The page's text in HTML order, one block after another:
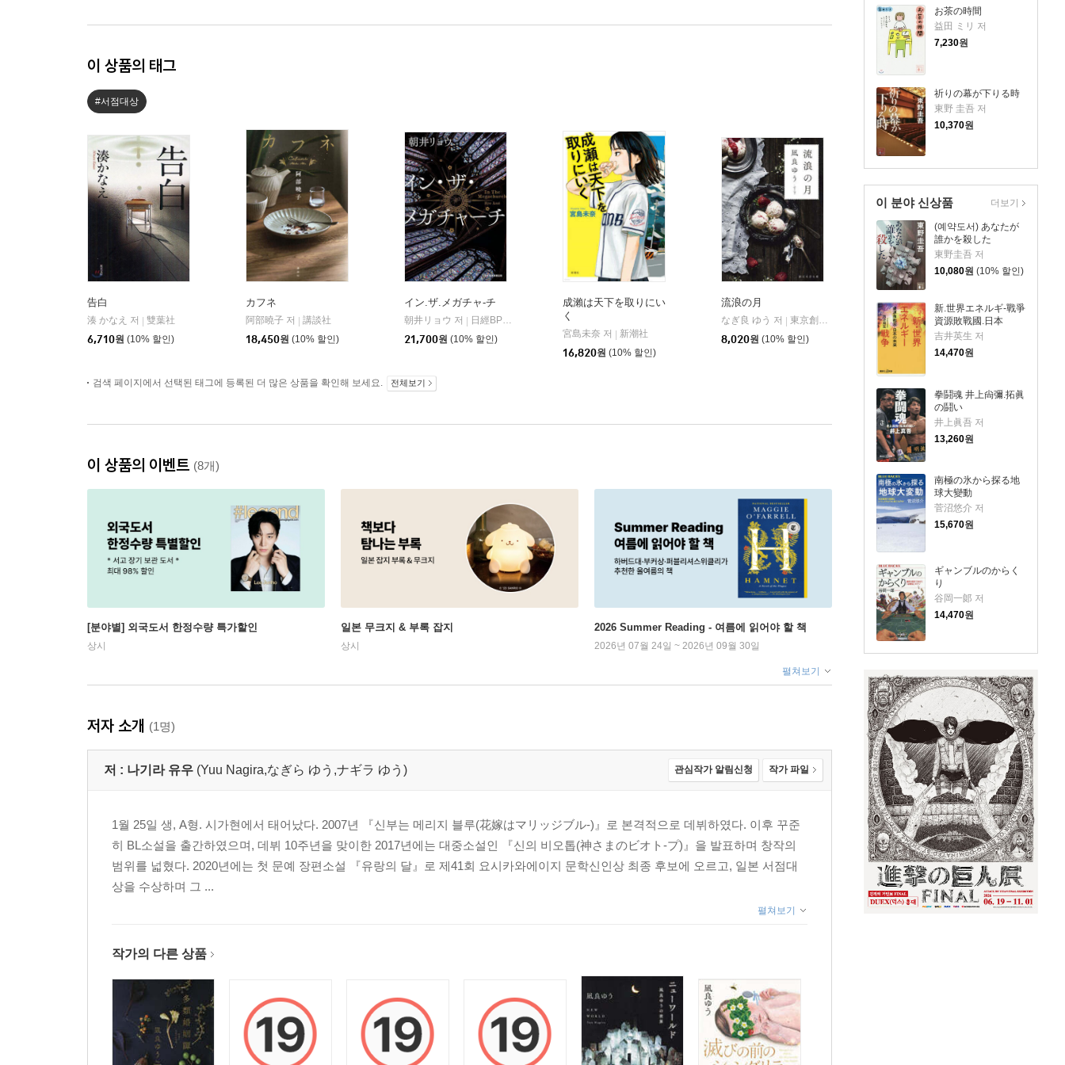
お茶の時間
益田 ミリ 저
7,230원
祈りの幕が下りる時
東野 圭吾 저
10,370원
이 분야 신상품
(예약도서) あなたが
誰かを殺した
東野圭吾 저
10,080원 (10% 할인)
新.世界エネルギ-戰爭
資源敗戰國.日本
吉井英生 저
14,470원
拳鬪魂 井上尙彌.拓眞
の鬪い
井上眞吾 저
13,260원
南極の氷から探る地
球大變動
菅沼悠介 저
15,670원
ギャンブルのからく
り
谷岡一郞 저
14,470원
더보기
이 상품의 태그
#서점대상
告白
湊 かなえ 저
雙葉社
6,710원 (10% 할인)
カフネ
阿部曉子 저
講談社
18,450원 (10% 할인)
イン.ザ.メガチャ-チ
朝井リョウ 저
日經BP日本經
21,700원 (10% 할인)
成瀨は天下を取りにい
く
宮島未奈 저
新潮社
16,820원 (10% 할인)
流浪の月
なぎ良 ゆう 저
東京創元社
8,020원 (10% 할인)
검색 페이지에서 선택된 태그에 등록된 더 많은 상품을 확인해 보세요. 전체보기
이 상품의 이벤트 (8개)
[분야별] 외국도서 한정수량 특가할인
상시
일본 무크지 & 부록 잡지
상시
2026 Summer Reading - 여름에 읽어야 할 책
2026년 07월 24일 ~ 2026년 09월 30일
펼쳐보기
저자 소개 (1명)
저 : 나기라 유우 (Yuu Nagira,なぎら ゆう,ナギラ ゆう) 관심작가 알림신청 작가 파일
1월 25일 생, A형. 시가현에서 태어났다. 2007년 『신부는 메리지 블루(花嫁はマリッジブル-)』로 본격적으로 데뷔하였다. 이후 꾸준
히 BL소설을 출간하였으며, 데뷔 10주년을 맞이한 2017년에는 대중소설인 『신의 비오톱(神さまのビオト-プ)』을 발표하며 창작의
범위를 넓혔다. 2020년에는 첫 문예 장편소설 『유랑의 달』로 제41회 요시카와에이지 문학신인상 최종 후보에 오르고, 일본 서점대
상을 수상하며 그 ...
펼쳐보기
작가의 다른 상품